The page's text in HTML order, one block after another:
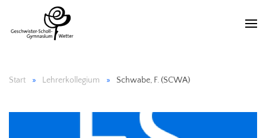
Start Lehrerkollegium Schwabe, F. (SCWA)